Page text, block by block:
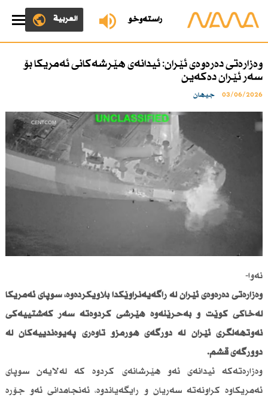
ڕاستەوخۆ العربية
وەزارەتی دەرەوەی ئێران: ئیدانەی هێرشەكانی ئەمریكا بۆ
سەر ئێران دەكەین
03/06/2026 جیهان
نەوا-
وەزارەتی دەرەوەی ئێران لە راگەیەنراوێكدا بڵاویكردەوە، سوپای ئەمریكا
لەخاكی كوێت و بەحرێنەوە هێرشی كردوەتە سەر كەشتییەكی
نەوتهەڵگری ئێران لە دورگەی هورمزو تاوەری پەیوەندییەكان لە
دوورگەی قشم.
وەزارەتەكە ئیدانەی ئەو هێرشانەی كردوە كە لەلایەن سوپای
ئەمریكاوە كراونەتە سەریان و رایگەیاندوە، ئەنجامدانی ئەو جۆرە